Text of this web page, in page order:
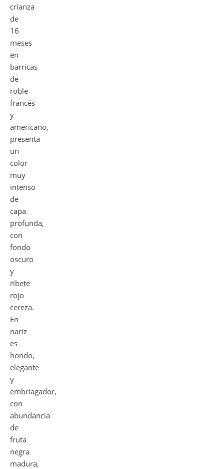
crianza
de
16
meses
en
barricas
de
roble
francés
y
americano,
presenta
un
color
muy
intenso
de
capa
profunda,
con
fondo
oscuro
y
ribete
rojo
cereza.
En
nariz
es
hondo,
elegante
y
embriagador,
con
abundancia
de
fruta
negra
madura,